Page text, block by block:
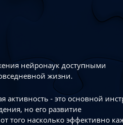
нейронаук доступными
жизни.
активность - это основной
но его развитие
того насколько эффективно